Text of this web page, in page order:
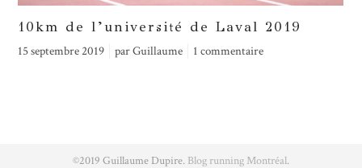
10km de l’université de Laval 2019
15 septembre 2019 parGuillaume 1 commentaire
©2019 Guillaume Dupire. Blog running Montréal.